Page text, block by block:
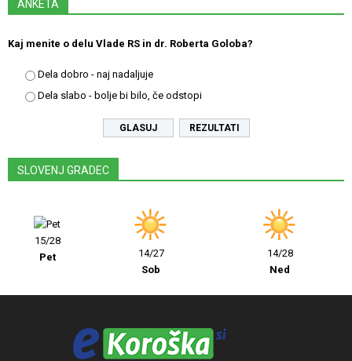
ANKETA
Kaj menite o delu Vlade RS in dr. Roberta Goloba?
Dela dobro - naj nadaljuje
Dela slabo - bolje bi bilo, če odstopi
REZULTATI
SLOVENJ GRADEC
15/28
Pet
14/27
Sob
14/28
Ned